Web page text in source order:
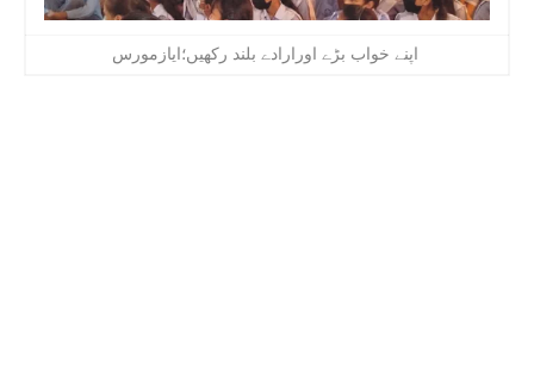
اپنے خواب بڑے اورارادے بلند رکھیں؛ایازمورس